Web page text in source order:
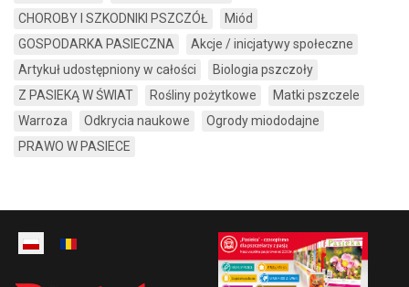
CHOROBY I SZKODNIKI PSZCZÓŁ
Miód
GOSPODARKA PASIECZNA
Akcje / inicjatywy społeczne
Artykuł udostępniony w całości
Biologia pszczoły
Z PASIEKĄ W ŚWIAT
Rośliny pożytkowe
Matki pszczele
Warroza
Odkrycia naukowe
Ogrody miododajne
PRAWO W PASIECE